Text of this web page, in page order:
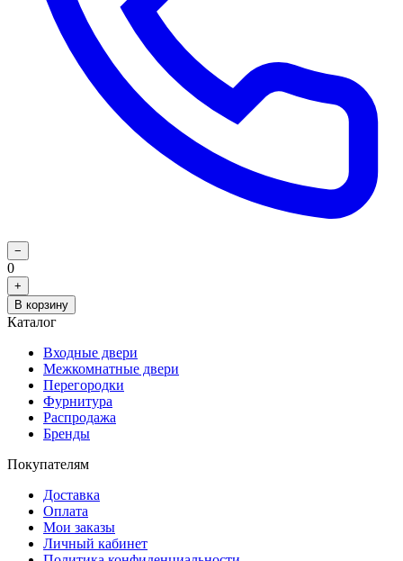
−
0
+
В корзину
Каталог
Входные двери
Межкомнатные двери
Перегородки
Фурнитура
Распродажа
Бренды
Покупателям
Доставка
Оплата
Мои заказы
Личный кабинет